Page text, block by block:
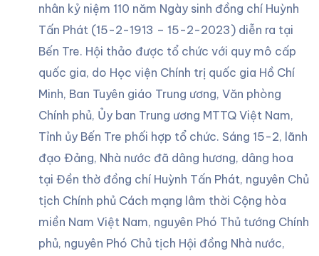
nhân kỷ niệm 110 năm Ngày sinh đồng chí Huỳnh
Tấn Phát (15-2-1913 – 15-2-2023) diễn ra tại
Bến Tre. Hội thảo được tổ chức với quy mô cấp
quốc gia, do Học viện Chính trị quốc gia Hồ Chí
Minh, Ban Tuyên giáo Trung ương, Văn phòng
Chính phủ, Ủy ban Trung ương MTTQ Việt Nam,
Tỉnh ủy Bến Tre phối hợp tổ chức. Sáng 15-2, lãnh
đạo Đảng, Nhà nước đã dâng hương, dâng hoa
tại Đền thờ đồng chí Huỳnh Tấn Phát, nguyên Chủ
tịch Chính phủ Cách mạng lâm thời Cộng hòa
miền Nam Việt Nam, nguyên Phó Thủ tướng Chính
phủ, nguyên Phó Chủ tịch Hội đồng Nhà nước,